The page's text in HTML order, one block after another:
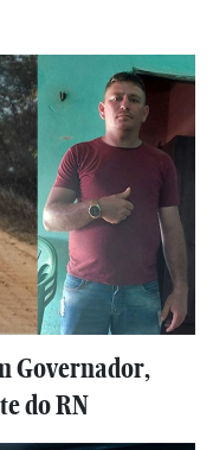
Governador,
do RN